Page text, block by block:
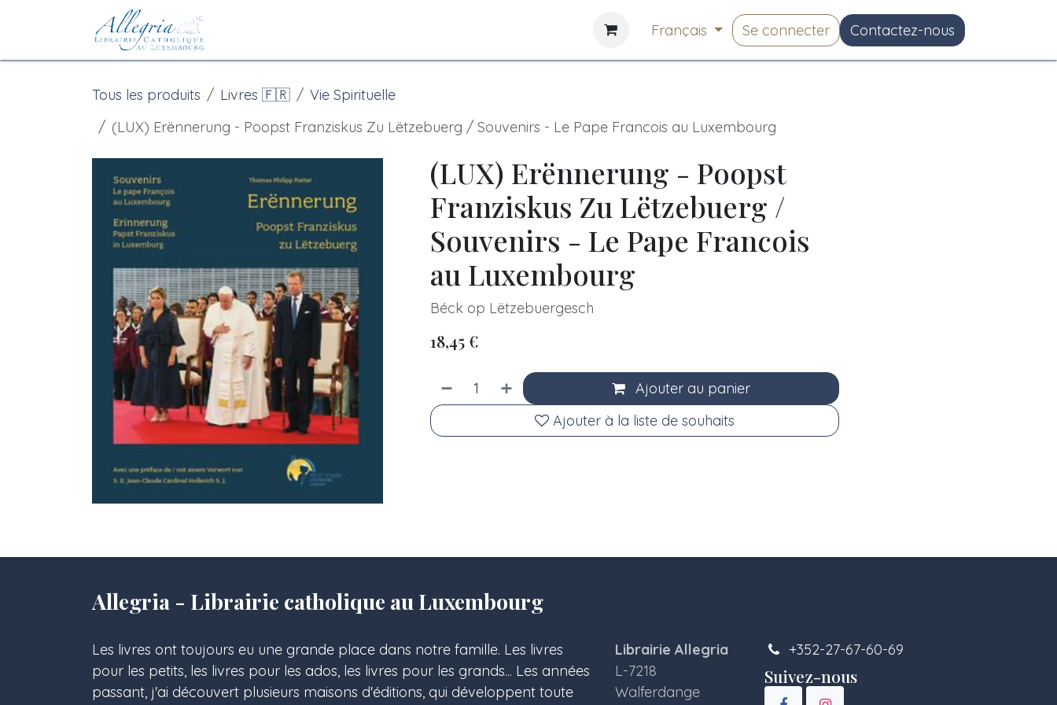
Se rendre au contenu
Français Se connecter Contactez-nous
Tous les produits Livres 🇫🇷
Vie Spirituelle
(LUX) Erënnerung - Poopst Franziskus Zu Lëtzebuerg / Souvenirs - Le Pape Francois au Luxembourg
(LUX) Erënnerung - Poopst
Franziskus Zu Lëtzebuerg /
Souvenirs - Le Pape Francois
au Luxembourg
Béck op Lëtzebuergesch
18,45€
Ajouter au panier
Ajouter à la liste de souhaits
Allegria - Librairie catholique au Luxembourg
Les livres ont toujours eu une grande place dans notre famille. Les livres
pour les petits, les livres pour les ados, les livres pour les grands... Les années
passant, j'ai découvert plusieurs maisons d'éditions, qui développent toute
Librairie Allegria
L-7218
Walferdange
+352-27-67-60-69
Suivez-nous